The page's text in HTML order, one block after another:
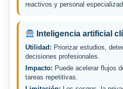
reactivos y personal
Inteligencia artificial
Utilidad: Priorizar estudios,
decisiones profesionales.
Impacto: Puede acelerar flujos
tareas repetitivas.